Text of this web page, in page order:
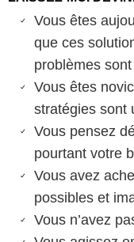
Vous êtes
que ces
problèmes
Vous êtes
stratégies sont
Vous pensez
pourtant votre
Vous avez
possibles et
Vous n’avez